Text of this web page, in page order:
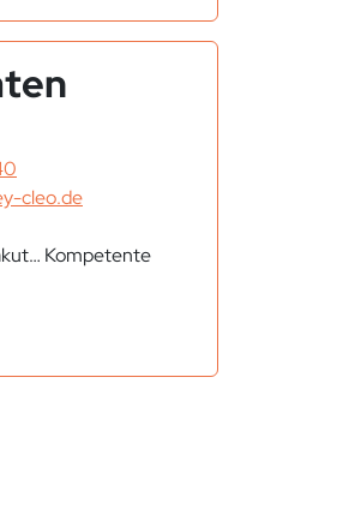
cleo.de
Kompetente